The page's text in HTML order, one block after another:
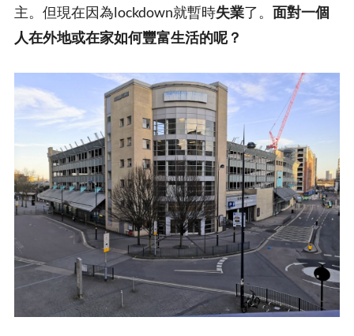
主。但現在因為lockdown就暫時失業了。 面對一個
人在外地或在家如何豐富生活的呢？